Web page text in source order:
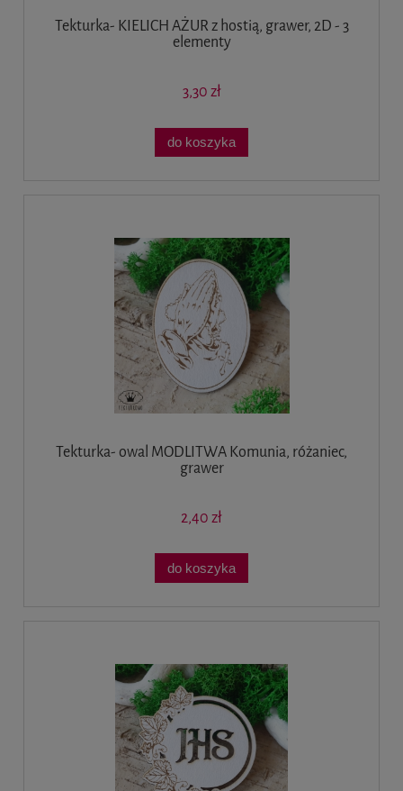
Tekturka- KIELICH AŻUR z hostią, grawer, 2D - 3
elementy
3,30 zł
do koszyka
Tekturka- owal MODLITWA Komunia, różaniec,
grawer
2,40 zł
do koszyka